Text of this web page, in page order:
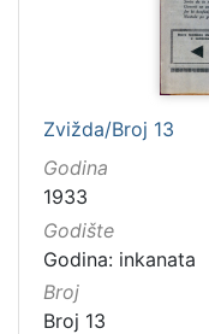
Zvižda/Broj 13
Godina
1933
Godište
Godina: inkanata
Broj
Broj 13